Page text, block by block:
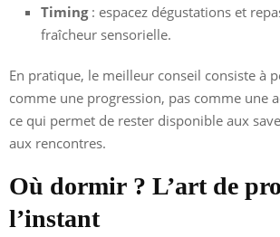
Timing: espacez dégustations et
fraîcheur sensorielle.
En pratique, le meilleur conseil consiste à
comme une progression, pas comme une
ce qui permet de rester disponible aux
aux rencontres.
Où dormir ? L’art de
l’instant